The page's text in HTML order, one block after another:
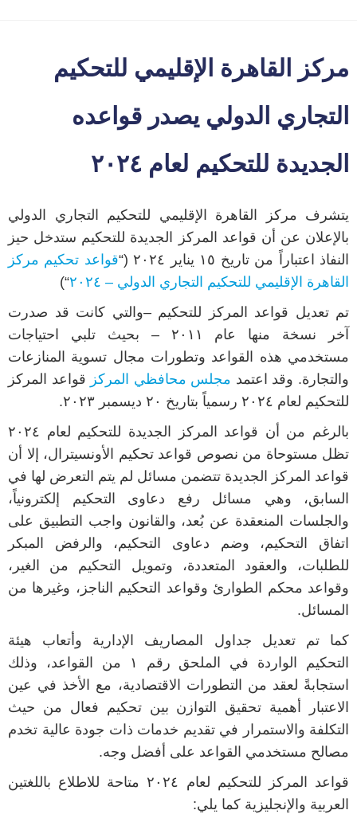
مركز القاهرة الإقليمي للتحكيم
التجاري الدولي يصدر قواعده
الجديدة للتحكيم لعام ٢٠٢٤
يتشرف مركز القاهرة الإقليمي للتحكيم التجاري الدولي
بالإعلان عن أن قواعد المركز الجديدة للتحكيم ستدخل حيز
النفاذ اعتباراً من تاريخ ١٥ يناير ٢٠٢٤ (“
قواعد تحكيم مركز
القاهرة الإقليمي للتحكيم التجاري الدولي – ٢٠٢٤
“)
تم تعديل قواعد المركز للتحكيم –والتي كانت قد صدرت
آخر نسخة منها عام ٢٠١١ – بحيث تلبي احتياجات
مستخدمي هذه القواعد وتطورات مجال تسوية المنازعات
والتجارة. وقد اعتمد مجلس محافظي المركز قواعد المركز
للتحكيم لعام ٢٠٢٤ رسمياً بتاريخ ٢٠ ديسمبر ٢٠٢٣.
بالرغم من أن قواعد المركز الجديدة للتحكيم لعام ٢٠٢٤
تظل مستوحاة من نصوص قواعد تحكيم الأونسيترال، إلا أن
قواعد المركز الجديدة تتضمن مسائل لم يتم التعرض لها في
السابق، وهي مسائل رفع دعاوى التحكيم إلكترونياً،
والجلسات المنعقدة عن بُعد، والقانون واجب التطبيق على
اتفاق التحكيم، وضم دعاوى التحكيم، والرفض المبكر
للطلبات، والعقود المتعددة، وتمويل التحكيم من الغير،
وقواعد محكم الطوارئ وقواعد التحكيم الناجز، وغيرها من
المسائل.
كما تم تعديل جداول المصاريف الإدارية وأتعاب هيئة
التحكيم الواردة في الملحق رقم ١ من القواعد، وذلك
استجابةً لعقد من التطورات الاقتصادية، مع الأخذ في عين
الاعتبار أهمية تحقيق التوازن بين تحكيم فعال من حيث
التكلفة والاستمرار في تقديم خدمات ذات جودة عالية تخدم
مصالح مستخدمي القواعد على أفضل وجه.
قواعد المركز للتحكيم لعام ٢٠٢٤ متاحة للاطلاع باللغتين
العربية والإنجليزية كما يلي: